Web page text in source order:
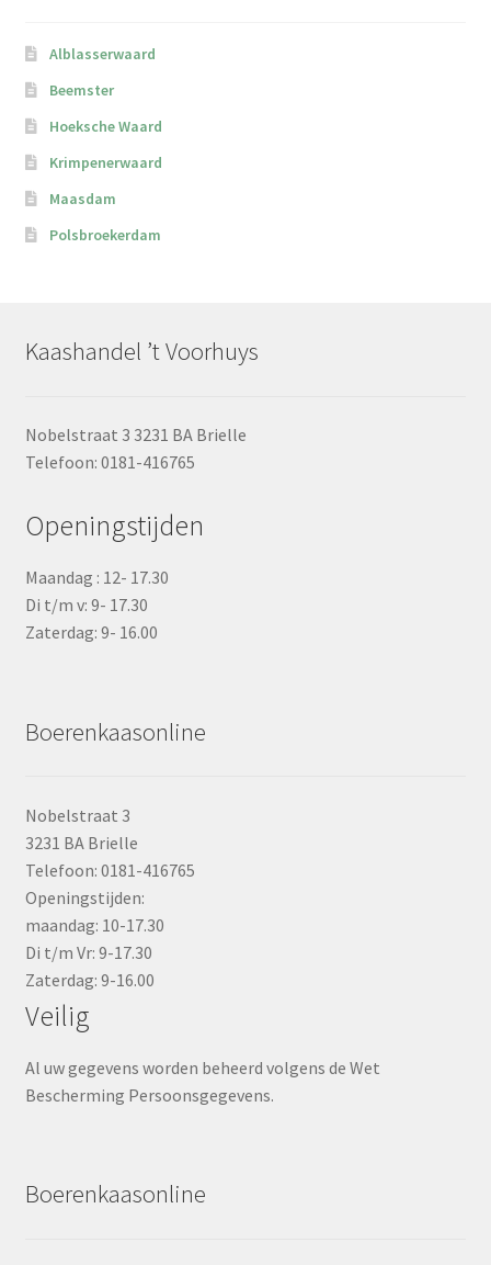
Alblasserwaard
Beemster
Hoeksche Waard
Krimpenerwaard
Maasdam
Polsbroekerdam
Kaashandel ’t Voorhuys
Nobelstraat 3 3231 BA Brielle
Telefoon: 0181-416765
Openingstijden
Maandag : 12- 17.30
Di t/m v: 9- 17.30
Zaterdag: 9- 16.00
Boerenkaasonline
Nobelstraat 3
3231 BA Brielle
Telefoon: 0181-416765
Openingstijden:
maandag: 10-17.30
Di t/m Vr: 9-17.30
Zaterdag: 9-16.00
Veilig
Al uw gegevens worden beheerd volgens de Wet
Bescherming Persoonsgegevens.
Boerenkaasonline